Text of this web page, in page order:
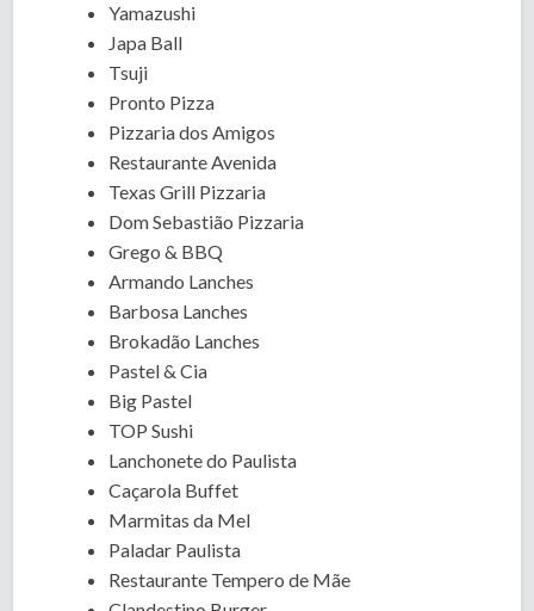
Yamazushi
Japa Ball
Tsuji
Pronto Pizza
Pizzaria dos Amigos
Restaurante Avenida
Texas Grill Pizzaria
Dom Sebastião Pizzaria
Grego & BBQ
Armando Lanches
Barbosa Lanches
Brokadão Lanches
Pastel & Cia
Big Pastel
TOP Sushi
Lanchonete do Paulista
Caçarola Buffet
Marmitas da Mel
Paladar Paulista
Restaurante Tempero de Mãe